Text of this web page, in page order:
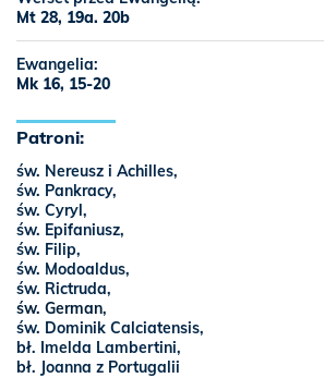
Mt 28, 19a. 20b
Ewangelia:
Mk 16, 15-20
Patroni:
św. Nereusz i Achilles,
św. Pankracy,
św. Cyryl,
św. Epifaniusz,
św. Filip,
św. Modoaldus,
św. Rictruda,
św. German,
św. Dominik Calciatensis,
bł. Imelda Lambertini,
bł. Joanna z Portugalii